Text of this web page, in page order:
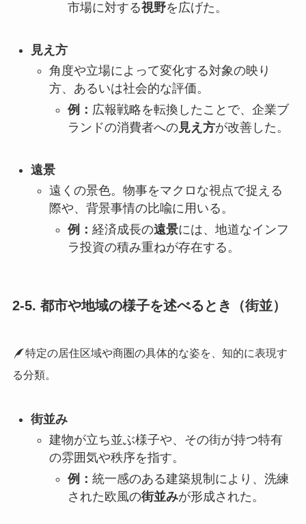
市場に対する視野を広げた。
見え方
角度や立場によって変化する対象の映り
方、あるいは社会的な評価。
例： 広報戦略を転換したことで、企業ブ
ランドの消費者への見え方が改善した。
遠景
遠くの景色。物事をマクロな視点で捉える
際や、背景事情の比喩に用いる。
例： 経済成長の遠景には、地道なインフ
ラ投資の積み重ねが存在する。
2-5. 都市や地域の様子を述べるとき（街並）
特定の居住区域や商圏の具体的な姿を、知的に表現す
る分類。
街並み
建物が立ち並ぶ様子や、その街が持つ特有
の雰囲気や秩序を指す。
例： 統一感のある建築規制により、洗練
された欧風の街並みが形成された。